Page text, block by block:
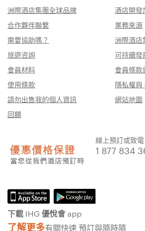
洲際酒店集團全球品牌
酒店開發
合作夥伴聯繫
業務來源
需要協助嗎？
洲際酒店
旅遊咨詢
可持續發
會員材料
會員條款
使用條款
隱私權
請勿出售我的個人資訊
網站地圖
回饋
線上預訂或致電
1 877 834
下載 IHG 優悅會 app
了解更多有關快速 預訂與隨時隨